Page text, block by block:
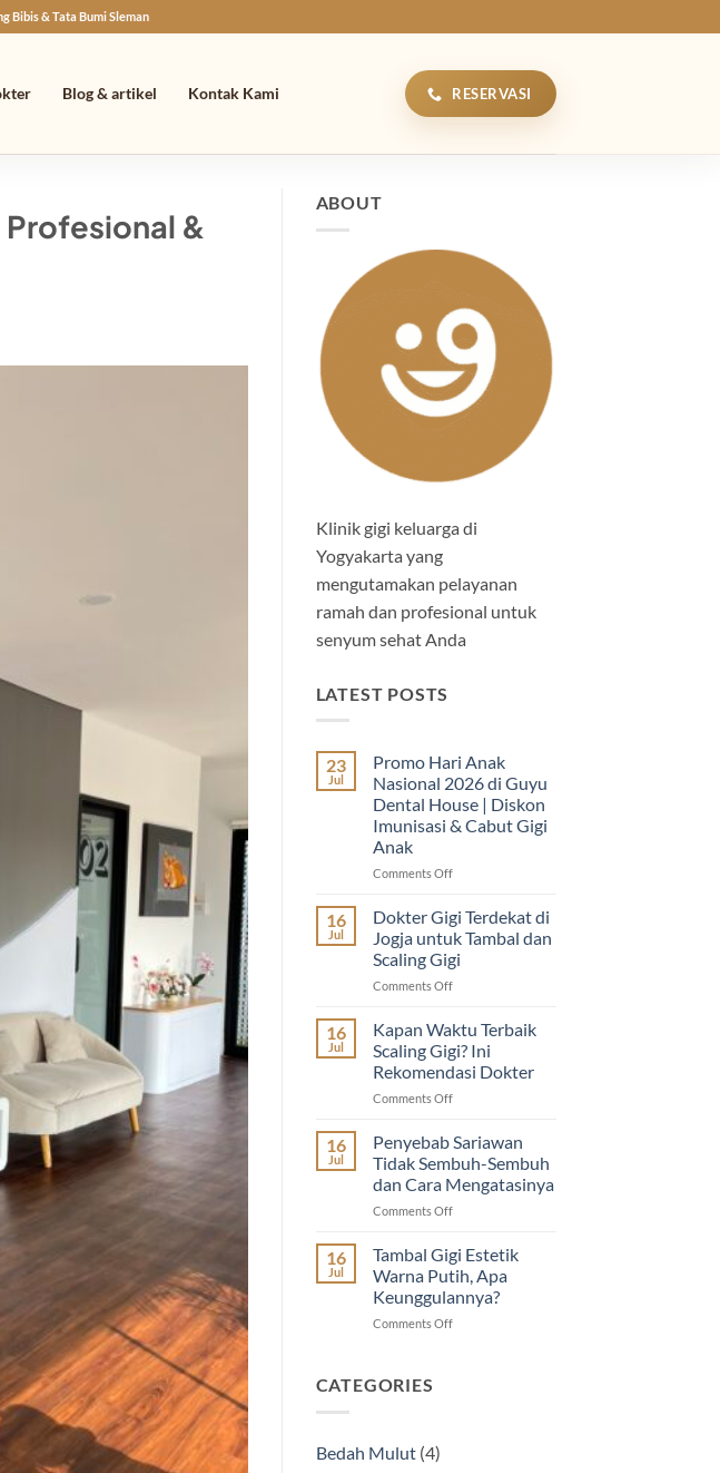
Bibis & Tata Bumi Sleman
Blog & artikel Kontak Kami RESERVASI
Profesional &
ABOUT
Klinik gigi keluarga di
Yogyakarta yang
mengutamakan pelayanan
ramah dan profesional untuk
senyum sehat Anda
LATEST POSTS
23
Jul
Promo Hari Anak
Nasional 2026 di Guyu
Dental House | Diskon
Imunisasi & Cabut Gigi
Anak
Comments Offon
Hari
Anak
Nasional
2026
di
Dental
House
|
Diskon
Imunisasi
Cabut
Gigi
16
Jul
Dokter Gigi Terdekat di
Jogja untuk Tambal dan
Scaling Gigi
Comments Offon
Gigi
di
Jogja
untuk
dan
Scaling
Gigi
16
Jul
Kapan Waktu Terbaik
Scaling Gigi? Ini
Rekomendasi Dokter
Comments Offon
Waktu
Scaling
Gigi?
Ini
Dokter
16
Jul
Penyebab Sariawan
Tidak Sembuh-Sembuh
dan Cara Mengatasinya
Comments Offon
Sariawan
Tidak
Sembuh-
Sembuh
dan
16
Jul
Tambal Gigi Estetik
Warna Putih, Apa
Keunggulannya?
Comments Offon
CATEGORIES
Bedah Mulut(4)